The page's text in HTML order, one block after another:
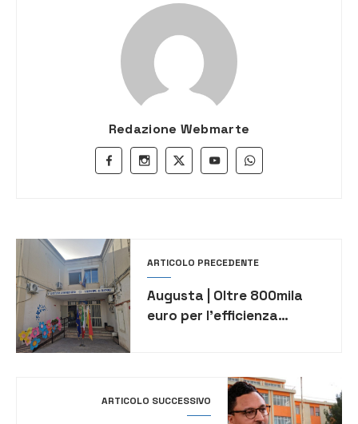
Redazione Webmarte
ARTICOLO PRECEDENTE
Augusta | Oltre 800mila
euro per l’efficienza
ARTICOLO SUCCESSIVO